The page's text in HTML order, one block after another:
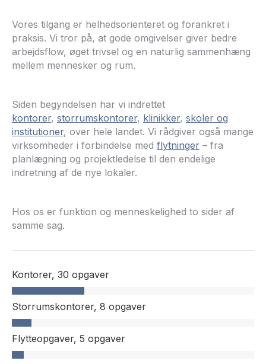
Vores tilgang er helhedsorienteret og forankret i
praksis. Vi tror på, at gode omgivelser giver bedre
arbejdsflow, øget trivsel og en naturlig sammenhæng
mellem mennesker og rum.
Siden begyndelsen har vi indrettet
kontorer, storrumskontorer, klinikker, skoler og
institutioner, over hele landet. Vi rådgiver også mange
virksomheder i forbindelse med flytninger – fra
planlægning og projektledelse til den endelige
indretning af de nye lokaler.
Hos os er funktion og menneskelighed to sider af
samme sag.
Kontorer, 30 opgaver
Storrumskontorer, 8 opgaver
Flytteopgaver, 5 opgaver